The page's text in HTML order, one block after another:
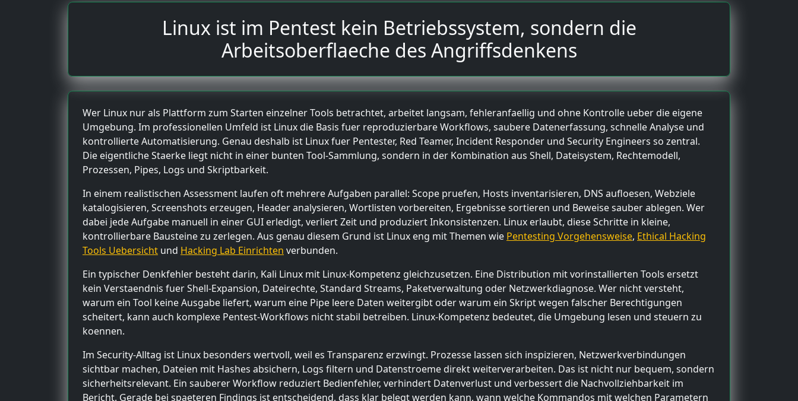
Linux ist im Pentest kein Betriebssystem, sondern die
Arbeitsoberflaeche des Angriffsdenkens
Wer Linux nur als Plattform zum Starten einzelner Tools betrachtet, arbeitet langsam, fehleranfaellig und ohne Kontrolle ueber die eigene
Umgebung. Im professionellen Umfeld ist Linux die Basis fuer reproduzierbare Workflows, saubere Datenerfassung, schnelle Analyse und
kontrollierte Automatisierung. Genau deshalb ist Linux fuer Pentester, Red Teamer, Incident Responder und Security Engineers so zentral.
Die eigentliche Staerke liegt nicht in einer bunten Tool-Sammlung, sondern in der Kombination aus Shell, Dateisystem, Rechtemodell,
Prozessen, Pipes, Logs und Skriptbarkeit.
In einem realistischen Assessment laufen oft mehrere Aufgaben parallel: Scope pruefen, Hosts inventarisieren, DNS aufloesen, Webziele
katalogisieren, Screenshots erzeugen, Header analysieren, Wortlisten vorbereiten, Ergebnisse sortieren und Beweise sauber ablegen. Wer
dabei jede Aufgabe manuell in einer GUI erledigt, verliert Zeit und produziert Inkonsistenzen. Linux erlaubt, diese Schritte in kleine,
kontrollierbare Bausteine zu zerlegen. Aus genau diesem Grund ist Linux eng mit Themen wie Pentesting Vorgehensweise, Ethical Hacking
Tools Uebersicht und Hacking Lab Einrichten verbunden.
Ein typischer Denkfehler besteht darin, Kali Linux mit Linux-Kompetenz gleichzusetzen. Eine Distribution mit vorinstallierten Tools ersetzt
kein Verstaendnis fuer Shell-Expansion, Dateirechte, Standard Streams, Paketverwaltung oder Netzwerkdiagnose. Wer nicht versteht,
warum ein Tool keine Ausgabe liefert, warum eine Pipe leere Daten weitergibt oder warum ein Skript wegen falscher Berechtigungen
scheitert, kann auch komplexe Pentest-Workflows nicht stabil betreiben. Linux-Kompetenz bedeutet, die Umgebung lesen und steuern zu
koennen.
Im Security-Alltag ist Linux besonders wertvoll, weil es Transparenz erzwingt. Prozesse lassen sich inspizieren, Netzwerkverbindungen
sichtbar machen, Dateien mit Hashes absichern, Logs filtern und Datenstroeme direkt weiterverarbeiten. Das ist nicht nur bequem, sondern
sicherheitsrelevant. Ein sauberer Workflow reduziert Bedienfehler, verhindert Datenverlust und verbessert die Nachvollziehbarkeit im
Bericht. Gerade bei spaeteren Findings ist entscheidend, dass klar belegt werden kann, wann welche Kommandos mit welchen Parametern